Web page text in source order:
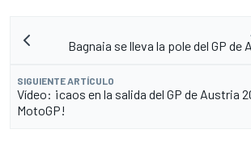
Bagnaia se lleva la pole del GP de
SIGUIENTE ARTÍCULO
Vídeo: ¡caos en la salida del GP de Austria
MotoGP!